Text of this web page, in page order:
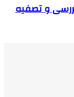
و تصفیه